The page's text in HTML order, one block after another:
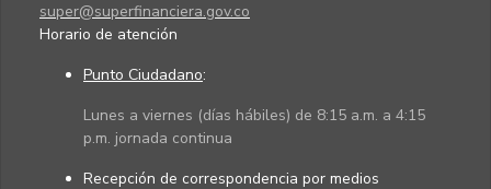
super@superfinanciera.gov.co
Horario de atención
Punto Ciudadano:
Lunes a viernes (días hábiles) de 8:15 a.m. a 4:15
p.m. jornada continua
Recepción de correspondencia por medios